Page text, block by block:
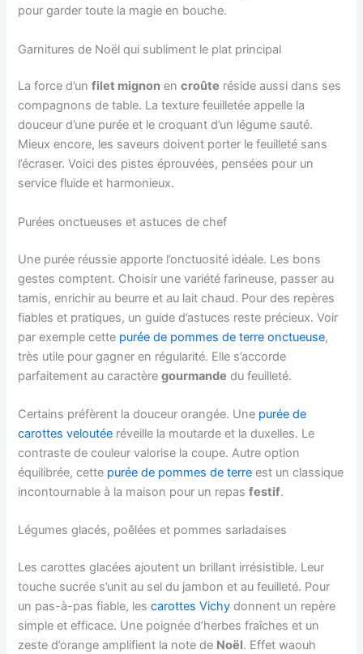
pour garder toute la magie en bouche.
Garnitures de Noël qui subliment le plat principal
La force d’unfilet mignon encroûte réside aussi dans ses
compagnons de table. La texture feuilletée appelle la
douceur d’une purée et le croquant d’un légume sauté.
Mieux encore, les saveurs doivent porter le feuilleté sans
l’écraser. Voici des pistes éprouvées, pensées pour un
service fluide et harmonieux.
Purées onctueuses et astuces de chef
Une purée réussie apporte l’onctuosité idéale. Les bons
gestes comptent. Choisir une variété farineuse, passer au
tamis, enrichir au beurre et au lait chaud. Pour des repères
fiables et pratiques, un guide d’astuces reste précieux. Voir
par exemple cette purée de pommes de terre onctueuse,
très utile pour gagner en régularité. Elle s’accorde
parfaitement au caractèregourmande du feuilleté.
Certains préfèrent la douceur orangée. Une purée de
carottes veloutée réveille la moutarde et la duxelles. Le
contraste de couleur valorise la coupe. Autre option
équilibrée, cette purée de pommes de terre est un classique
incontournable à la maison pour un repasfestif.
Légumes glacés, poêlées et pommes sarladaises
Les carottes glacées ajoutent un brillant irrésistible. Leur
touche sucrée s’unit au sel du jambon et au feuilleté. Pour
un pas-à-pas fiable, lescarottes Vichy donnent un repère
simple et efficace. Une poignée d’herbes fraîches et un
zeste d’orange amplifient la note de Noël. Effet waouh